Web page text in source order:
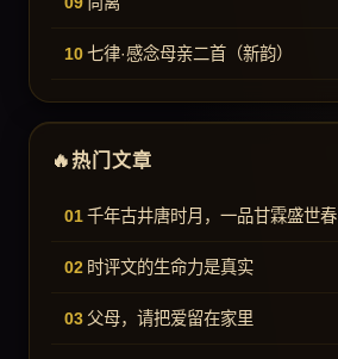
七律·感念母亲二首（新韵）
热门文章
千年古井唐时月，一品甘霖盛世春
时评文的生命力是真实
父母，请把爱留在家里